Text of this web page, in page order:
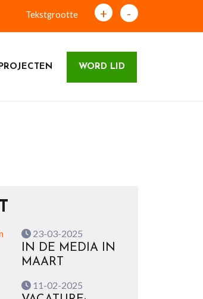
Tekstgrootte + -
PROJECTEN WORD LID
23-03-2025
IN DE MEDIA IN
MAART
11-02-2025